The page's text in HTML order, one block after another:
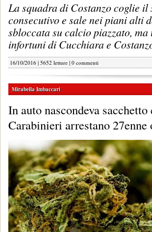
La squadra di Costanzo coglie il
consecutivo e sale nei piani alti
sbloccata su calcio piazzato,
infortuni di Cucchiara e
16/10/2016 | 5652 letture | 0 commenti
Mirabella Imbaccari
In auto nascondeva
Carabinieri arrestano